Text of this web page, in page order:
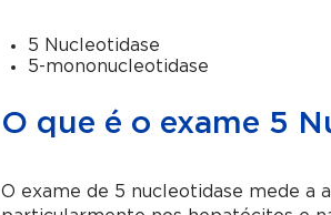
5 Nucleotidase
5-mononucleotidase
O que é o exame 5
O exame de 5 nucleotidase mede a